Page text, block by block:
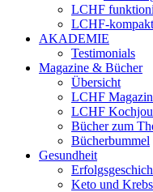
LCHF
LCHF-
AKADEMIE
Testimonials
Magazine & Bücher
Übersicht
LCHF
LCHF
Bücher zum
Bücherbummel
Gesundheit
Keto und Krebs